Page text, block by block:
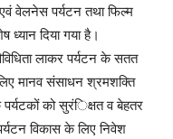
वेलनेस पर्यटन तथा फिल्म
दिया गया है।
लाकर पर्यटन के सतत
मानव संसाधन श्रमशक्ति
पर्यटकों को सुरंिक्षत व बेहतर
विकास के लिए निवेश